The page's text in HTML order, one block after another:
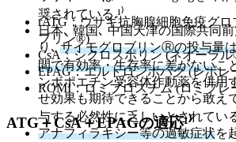
奨されている.¹⁾
日本､ 韓国､ 中国天津の国際共同
り､サイモグロブリンⓇの投与量は
間で有効率・生存率に差がないこ
ンボポエチン受容体作動薬を併用
せ効果も期待できることから敢え
与する必然性に乏しいとされている
アナフィラキシー等の過敏症状を
rATG：ウサギ抗胸腺細胞免疫グロ
ブリン®)
CsA：シクロスポリン (ネオーラ
EPAG：エルトロンボパグ (レボレ
ROMI：ロミプロスチム (ロミプレ
ATG＋CsA＋EPAGの適応¹⁾